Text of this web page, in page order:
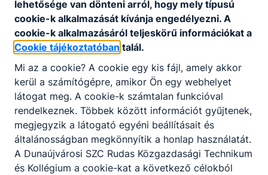
Kollégiumba felvett tanulók
2026/2027. tanévre
Letölthető a Rudas Kollégiumba felvételt
nyert tanulók listája a 2026/2027. tanévre.
2026. júl. 14. Kiss Péter
lehetősége van dönteni arról, hogy mely típusú
cookie-k alkalmazását kívánja engedélyezni. A
cookie-k alkalmazásáról teljeskörű információkat a
Cookie tájékoztatóban talál.
Mi az a cookie? A cookie egy kis fájl, amely akkor
kerül a számítógépre, amikor Ön egy webhelyet
látogat meg. A cookie-k számtalan funkcióval
rendelkeznek. Többek között információt gyűjtenek,
megjegyzik a látogató egyéni beállításait és
általánosságban megkönnyítik a honlap használatát.
A Dunaújvárosi SZC Rudas Közgazdasági Technikum
és Kollégium a cookie-kat a következő célokból